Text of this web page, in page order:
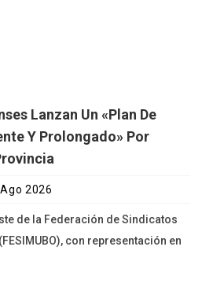
Lanzan Un «plan De
Y Prolongado» Por
2026
de la Federación de Sindicatos
con representación en